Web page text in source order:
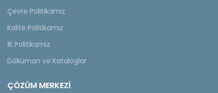
Çevre Politikamız
Kalite Politikamız
İK Politikamız
Döküman ve Kataloglar
ÇÖZÜM MERKEZİ